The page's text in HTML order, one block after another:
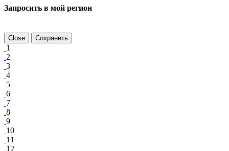
Запросить в мой регион
Close Сохранить
1
2
3
4
5
6
7
8
9
10
11
12